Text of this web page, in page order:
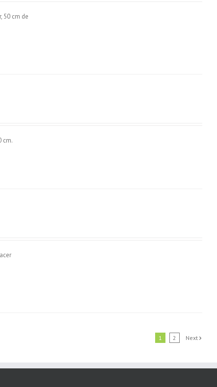
50 cm de
cm.
1 2 Next